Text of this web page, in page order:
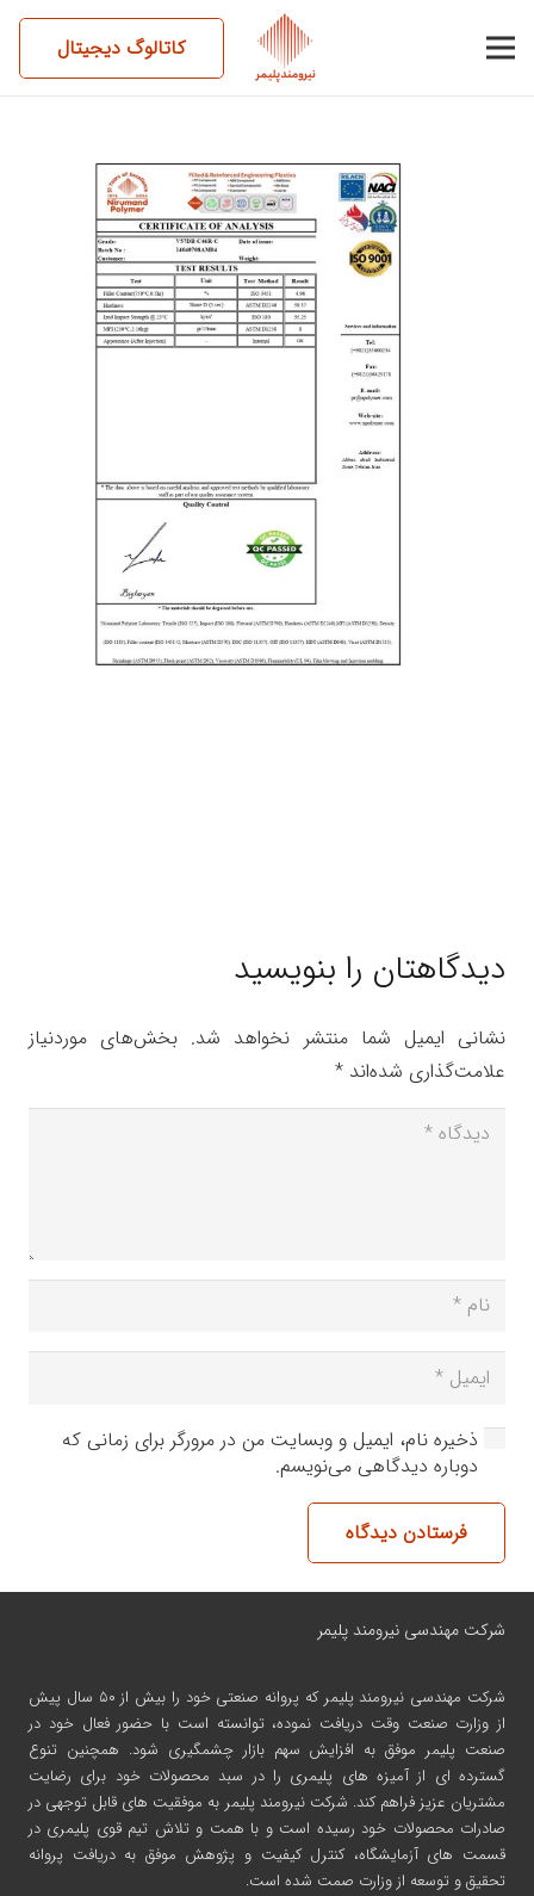
کاتالوگ دیجیتال
14040708AM04-V57DB-
C46RC
دیدگاهتان را بنویسید
نشانی ایمیل شما منتشر نخواهد شد. بخش‌های موردنیاز
علامت‌گذاری شده‌اند *
ذخیره نام، ایمیل و وبسایت من در مرورگر برای زمانی که
دوباره دیدگاهی می‌نویسم.
فرستادن دیدگاه
شرکت مهندسی نیرومند پلیمر
شرکت مهندسی نیرومند پلیمر
که پروانه صنعتی خود را بیش از ۵۰ سال پیش
از وزارت صنعت وقت دریافت نموده، توانسته است با حضور فعال خود در
صنعت پلیمر موفق به افزایش سهم بازار چشمگیری شود. همچنین تنوع
گسترده ای از آمیزه های پلیمری را در سبد محصولات خود برای رضایت
مشتریان عزیز فراهم کند. شرکت نیرومند پلیمر به موفقیت های قابل توجهی در
صادرات محصولات خود رسیده است و با همت و تلاش تیم قوی پلیمری در
قسمت های آزمایشگاه، کنترل کیفیت و پژوهش موفق به دریافت پروانه
تحقیق و توسعه از وزارت صمت شده است.